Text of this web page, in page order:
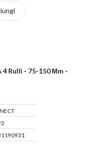
Rulli - 75-150 Μm -